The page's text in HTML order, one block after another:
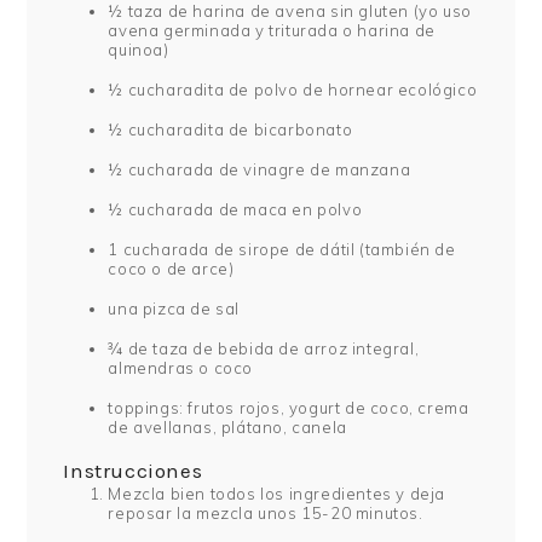
½ taza de harina de avena sin gluten (yo uso
avena germinada y triturada o harina de
quinoa)
½ cucharadita de polvo de hornear ecológico
½ cucharadita de bicarbonato
½ cucharada de vinagre de manzana
½ cucharada de maca en polvo
1 cucharada de sirope de dátil (también de
coco o de arce)
una pizca de sal
¾ de taza de bebida de arroz integral,
almendras o coco
toppings: frutos rojos, yogurt de coco, crema
de avellanas, plátano, canela
Instrucciones
Mezcla bien todos los ingredientes y deja
reposar la mezcla unos 15-20 minutos.